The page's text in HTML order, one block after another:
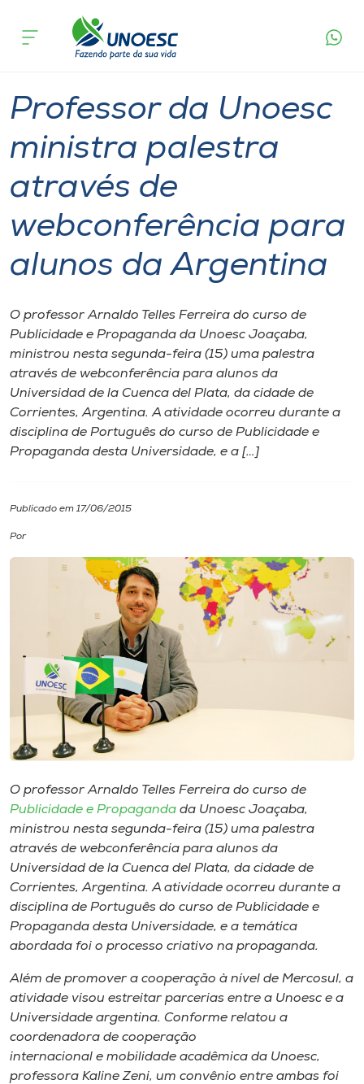
Cursos
Pesquisa
Atendimento ao Estudante
Portal de Ensino
Internacionalização
I.nova
Diplomados
Biblioteca
Editora
Rádio
Museu
Unoesc
Store
Selecione
acontece
Professor da Unoesc
ministra palestra
através de
webconferência para
alunos da Argentina
O professor Arnaldo Telles Ferreira do curso de
Publicidade e Propaganda da Unoesc Joaçaba,
ministrou nesta segunda-feira (15) uma palestra
através de webconferência para alunos da
Universidad de la Cuenca del Plata, da cidade de
Corrientes, Argentina. A atividade ocorreu durante a
disciplina de Português do curso de Publicidade e
Propaganda desta Universidade, e a […]
Publicado em 17/06/2015
Por
O professor Arnaldo Telles Ferreira do curso de
Publicidade e Propaganda da Unoesc Joaçaba,
ministrou nesta segunda-feira (15) uma palestra
através de webconferência para alunos da
Universidad de la Cuenca del Plata, da cidade de
Corrientes, Argentina. A atividade ocorreu durante a
disciplina de Português do curso de Publicidade e
Propaganda desta Universidade, e a temática
abordada foi o processo criativo na propaganda.
Além de promover a cooperação à nível de Mercosul, a
atividade visou estreitar parcerias entre a Unoesc e a
Universidade argentina. Conforme relatou a
coordenadora de cooperação
internacional e mobilidade acadêmica da Unoesc,
professora Kaline Zeni, um convênio entre ambas foi